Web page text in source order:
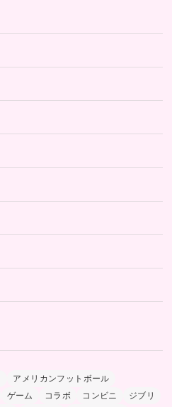
アメリカンフットボール
ゲーム コラボ コンビニ
ジブリ